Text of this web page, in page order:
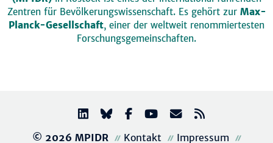
Zentren für Bevölkerungswissenschaft. Es gehört zur Max-
Planck-Gesellschaft, einer der weltweit renommiertesten
Forschungsgemeinschaften.
© 2026 MPIDR Kontakt Impressum